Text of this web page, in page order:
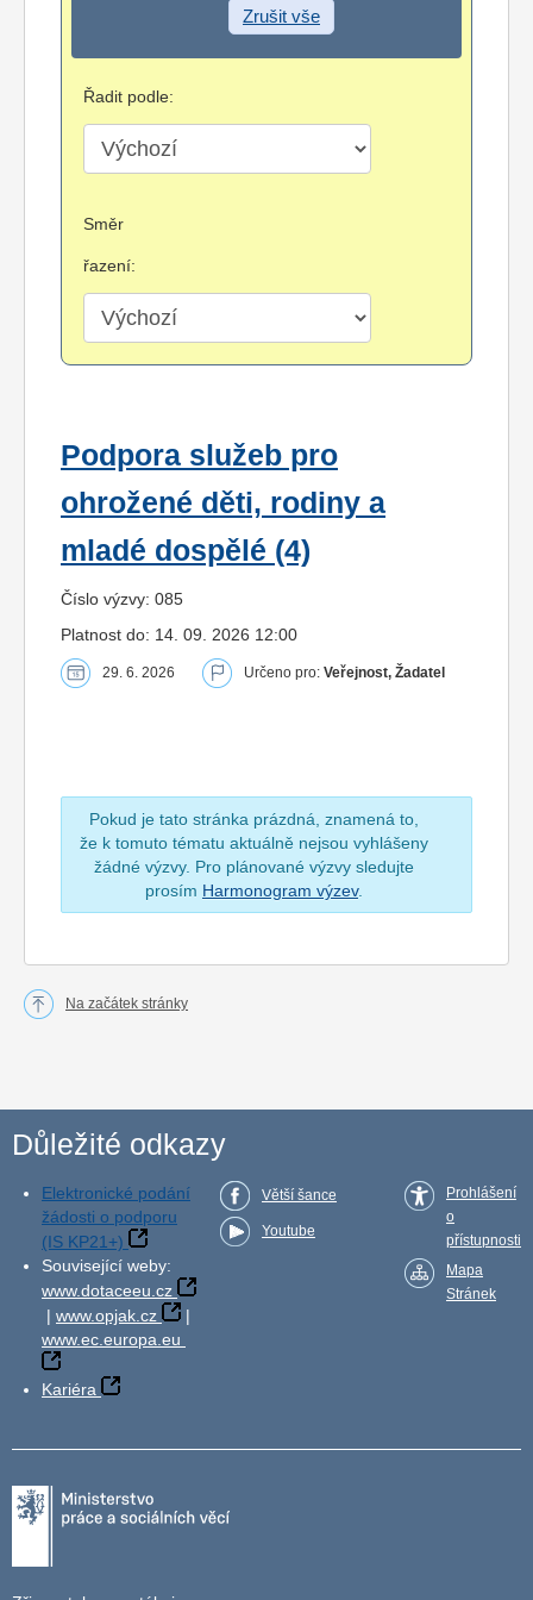
Zrušit vše
Řadit podle:
Směr
řazení:
Podpora služeb pro
ohrožené děti, rodiny a
mladé dospělé (4)
Číslo výzvy: 085
Platnost do: 14. 09. 2026 12:00
29. 6. 2026 Určeno pro: Veřejnost, Žadatel
Pokud je tato stránka prázdná, znamená to,
že k tomuto tématu aktuálně nejsou vyhlášeny
žádné výzvy. Pro plánované výzvy sledujte
prosím Harmonogram výzev.
Na začátek stránky
Důležité odkazy
Elektronické podání
žádosti o podporu
(IS KP21+)
Související weby:
www.dotaceeu.cz
| www.opjak.cz
|
www.ec.europa.eu
Kariéra
Větší šance
Youtube
Prohlášení
o
přístupnosti
Mapa
Stránek